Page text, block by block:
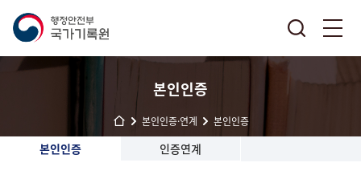
본인인증
본인인증·연계 본인인증
본인인증 인증연계